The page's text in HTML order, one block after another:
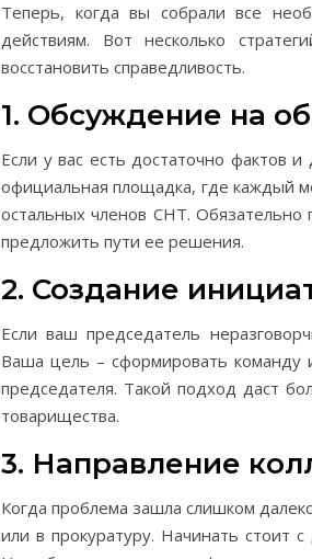
Теперь, когда вы собрали все
действиям. Вот несколько
восстановить справедливость.
1. Обсуждение на
Если у вас есть достаточно фактов
официальная площадка, где каждый
остальных членов СНТ. Обязательно
предложить пути ее решения.
2. Создание
Если ваш председатель
Ваша цель – сформировать команду
председателя. Такой подход даст
товарищества.
3. Направление
Когда проблема зашла слишком
или в прокуратуру. Начинать стоит